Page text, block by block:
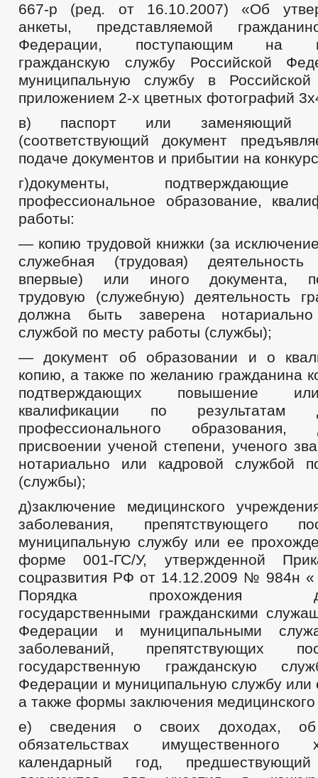
667-р (ред. от 16.10.2007) «Об
анкеты, представляемой
Федерации, поступающим на
гражданскую службу Российской
муниципальную службу в
приложением 2-х цветных фотографий
в) паспорт или заменяющий
(соответствующий документ
подаче документов и прибытии на
г)документы, подтверждающие
профессиональное образование,
работы:
— копию трудовой книжки (за
служебная (трудовая) деятельность
впервые) или иного документа,
трудовую (служебную) деятельность
должна быть заверена
службой по месту работы (службы);
— документ об образовании и о
копию, а также по желанию гражданина
подтверждающих повышение
квалификации по результатам
профессионального
присвоении ученой степени, ученого
нотариально или кадровой службой
(службы);
д)заключение медицинского
заболевания, препятствующего
муниципальную службу или ее
форме 001-ГС/У, утвержденной
соцразвития РФ от 14.12.2009 № 984н
Порядка прохождения
государственными гражданскими
Федерации и муниципальными
заболеваний, препятствующих
государственную гражданскую
Федерации и муниципальную службу
а также формы заключения
е) сведения о своих доходах,
обязательствах имущественного
календарный год,